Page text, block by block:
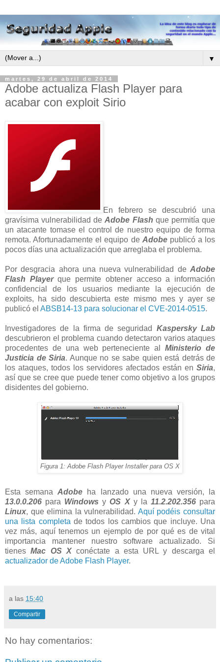
▼
martes, 29 de abril de 2014
Adobe actualiza Flash Player para
acabar con exploit Sirio
En febrero se descubrió una
gravísima vulnerabilidad deAdobe Flash que permitía que
un atacante tomase el control de nuestro equipo de forma
remota. Afortunadamente el equipo de Adobepublicó a los
pocos días una actualización que arreglaba el problema.
Por desgracia ahora una nueva vulnerabilidad de Adobe
Flash Playerque permite obtener acceso a información
confidencial de los usuarios mediante la ejecución de
exploits, ha sido descubierta este mismo mes y ayer se
publicó el ABSB14-13 para solucionar el CVE-2014-0515.
Investigadores de la firma de seguridad Kaspersky Lab
descubrieron el problema cuando detectaron varios ataques
procedentes de una web perteneciente alMinisterio de
Justicia de Siria. Aunque no se sabe quien está detrás de
los ataques, todos los servidores afectados están en Siria,
así que se cree que puede tener como objetivo a los grupos
disidentes del gobierno.
Figura 1: Adobe Flash Player Installer para OS X
Esta semanaAdobe ha lanzado una nueva versión, la
13.0.0.206 para Windows yOS Xy la 11.2.202.356para
Linux, que elimina la vulnerabilidad. Aquí podéis consultar
una lista completa de todos los cambios que incluye. Una
vez más, aquí tenemos un ejemplo de por qué es de vital
importancia mantener nuestro software actualizado. Si
tienesMac OS Xconéctate a esta URL y descarga el
actualizador de Adobe Flash Player.
a las 15:40
Compartir
No hay comentarios: